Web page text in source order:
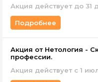
Акция действует до 31
Подробнее
Акция от Нетология -
профессии.
Акция действует с 1